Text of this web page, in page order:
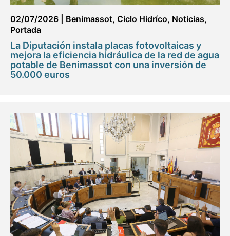
02/07/2026 Benimassot, Ciclo Hidríco, Noticias,
Portada
La Diputación instala placas fotovoltaicas y
mejora la eficiencia hidráulica de la red de agua
potable de Benimassot con una inversión de
50.000 euros